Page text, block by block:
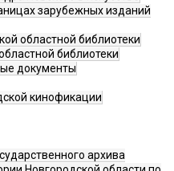
зарубежных изданий
областной библиотеки
библиотеки
документы
кинофикации
архива